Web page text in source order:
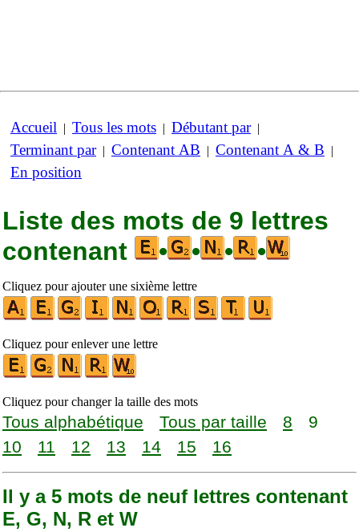
Accueil | Tous les mots | Débutant par|
Terminant par| Contenant AB | Contenant A & B |
En position
Liste des mots de 9 lettres
contenant
• • • •
Cliquez pour ajouter une sixième lettre
Cliquez pour enlever une lettre
Cliquez pour changer la taille des mots
Tous alphabétique Tous par taille 8
9
10
11 12 13 14 15 16
Il y a 5 mots de neuf lettres contenant
E, G, N, R et W